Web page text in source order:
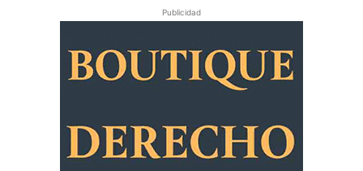
Publicidad